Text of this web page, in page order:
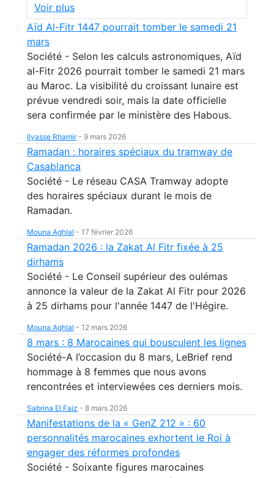
Voir plus
Aïd Al-Fitr 1447 pourrait tomber le samedi 21
mars
Société - Selon les calculs astronomiques, Aïd
al-Fitr 2026 pourrait tomber le samedi 21 mars
au Maroc. La visibilité du croissant lunaire est
prévue vendredi soir, mais la date officielle
sera confirmée par le ministère des Habous.
Ilyasse Rhamir- 9 mars 2026
Ramadan : horaires spéciaux du tramway de
Casablanca
Société - Le réseau CASA Tramway adopte
des horaires spéciaux durant le mois de
Ramadan.
Mouna Aghlal - 17 février 2026
Ramadan 2026 : la Zakat Al Fitr fixée à 25
dirhams
Société - Le Conseil supérieur des oulémas
annonce la valeur de la Zakat Al Fitr pour 2026
à 25 dirhams pour l'année 1447 de l'Hégire.
Mouna Aghlal - 12 mars 2026
8 mars : 8 Marocaines qui bousculent les lignes
Société-A l’occasion du 8 mars, LeBrief rend
hommage à 8 femmes que nous avons
rencontrées et interviewées ces derniers mois.
Sabrina El Faiz - 8 mars 2026
Manifestations de la « GenZ 212 » : 60
personnalités marocaines exhortent le Roi à
engager des réformes profondes
Société - Soixante figures marocaines